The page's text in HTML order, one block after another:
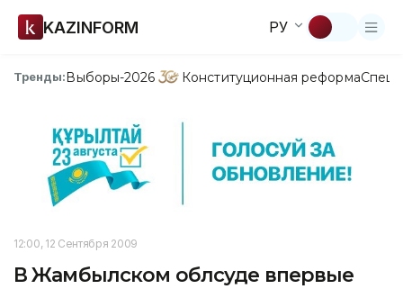
KAZINFORM РУ
Тренды:Выборы-2026 Конституционная реформа
12:00, 12 Сентября 2009
В Жамбылском облсуде впервые